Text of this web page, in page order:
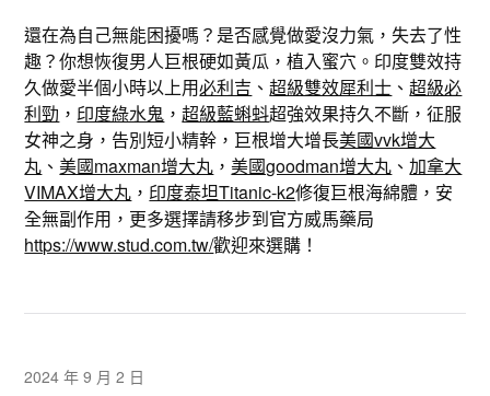
還在為自己無能困擾嗎？是否感覺做愛沒力氣，失去了性
趣？你想恢復男人巨根硬如黃瓜，植入蜜穴。印度雙效持
久做愛半個小時以上用必利吉 、超級雙效犀利士 、超級必
利勁 ， 印度綠水鬼 ，超級藍蝌蚪超強效果持久不斷，征服
女神之身，告別短小精幹，巨根增大增長美國vvk增大
丸 、美國maxman增大丸 ，美國goodman增大丸 、加拿大
VIMAX增大丸 ， 印度泰坦Titanic-k2修復巨根海綿體，安
全無副作用，更多選擇請移步到官方威馬藥局
https://www.stud.com.tw/歡迎來選購！
2024 年 9 月 2 日